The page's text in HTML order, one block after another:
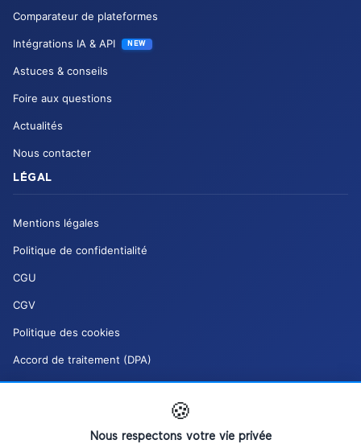
Comparateur de plateformes
Intégrations IA & API NEW
Astuces & conseils
Foire aux questions
Actualités
Nous contacter
LÉGAL
Mentions légales
Politique de confidentialité
CGU
CGV
Politique des cookies
Accord de traitement (DPA)
Charte de modération (DSA)
Gérer mes cookies
🍪
Nous respectons votre vie privée